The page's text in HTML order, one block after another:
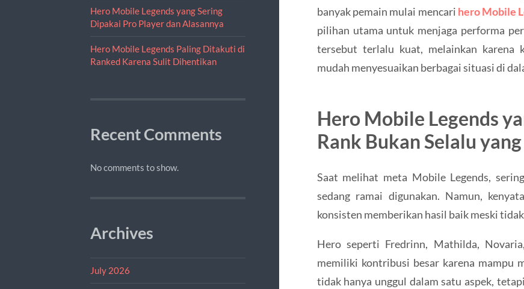
Hero Mobile Legends yang Sering
Dipakai Pro Player dan Alasannya
Hero Mobile Legends Paling Ditakuti di
Ranked Karena Sulit Dihentikan
Recent Comments
No comments to show.
Archives
July 2026
banyak pemain mulai mencari hero Mobile
pilihan utama untuk menjaga performa
tersebut terlalu kuat, melainkan karena
mudah menyesuaikan berbagai situasi di
Hero Mobile Legends
Rank Bukan Selalu
Saat melihat meta Mobile Legends,
sedang ramai digunakan. Namun,
konsisten memberikan hasil baik meski
Hero seperti Fredrinn, Mathilda,
memiliki kontribusi besar karena mampu
tidak hanya unggul dalam satu aspek,